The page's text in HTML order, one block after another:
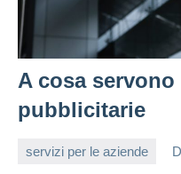
A cosa
pubblicitarie
servizi per le aziende